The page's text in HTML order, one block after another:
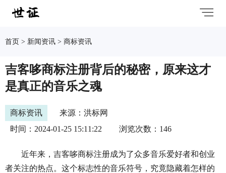
首页 > 新闻资讯 > 商标资讯
吉客哆商标注册背后的秘密，原来这才
是真正的音乐之魂
商标资讯
来源：洪标网
时间：2024-01-25 15:11:22
浏览次数：146
近年来，吉客哆商标注册成为了众多音乐爱好者和创业
者关注的热点。这个标志性的音乐符号，究竟隐藏着怎样的